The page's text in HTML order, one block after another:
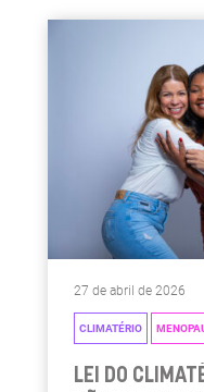
27 de abril de 2026
CLIMATÉRIO
LEI DO